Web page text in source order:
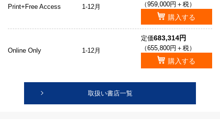
Print+Free Access 1-12月 （959,000円＋税）
購入する
Online Only 1-12月
定価683,314円
（655,800円＋税）
購入する
取扱い書店一覧